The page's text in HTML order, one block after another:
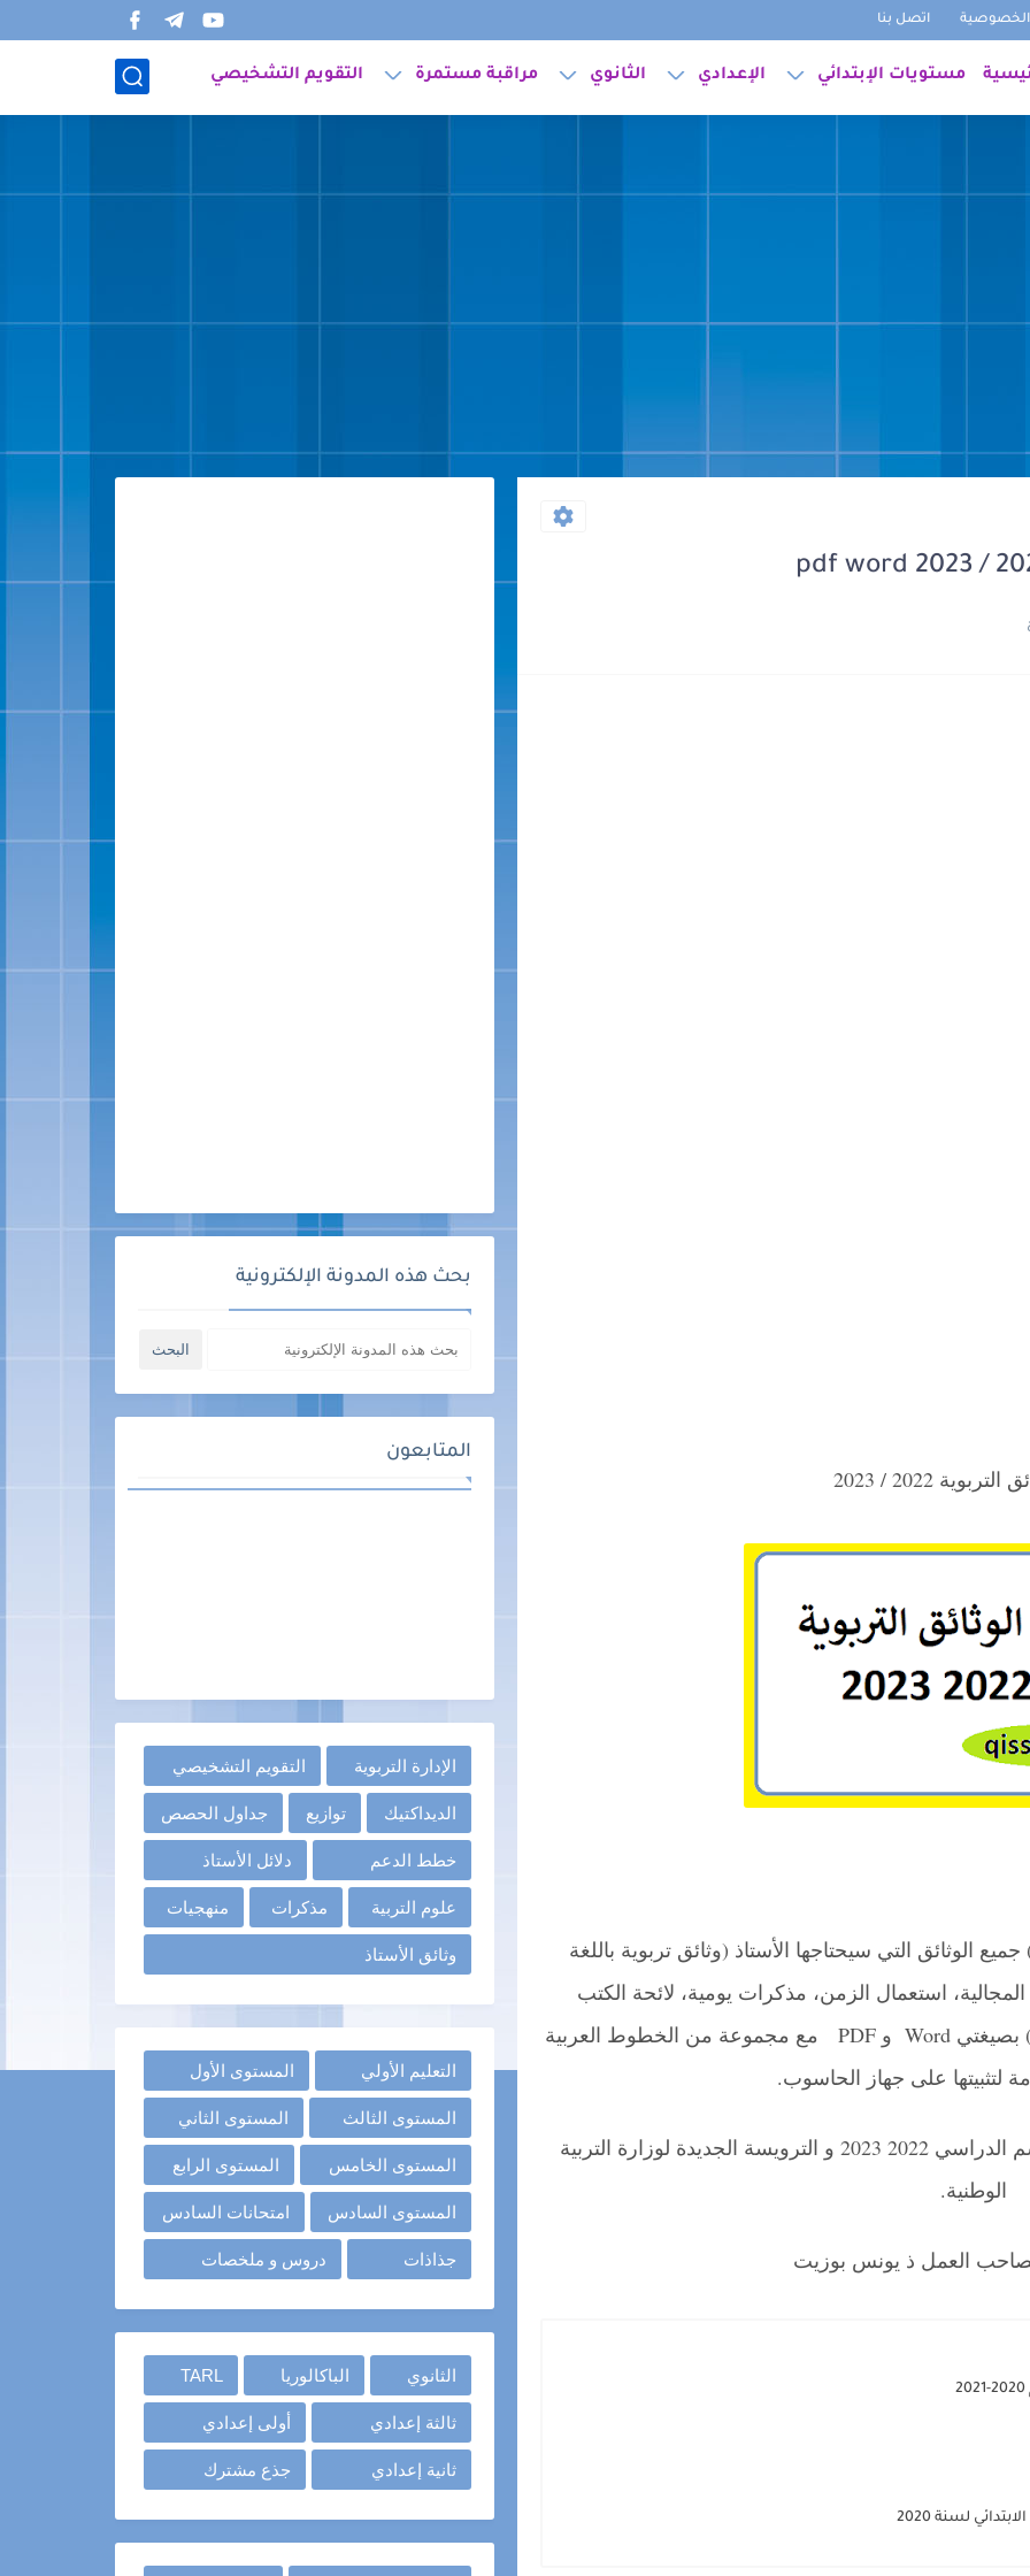
اتصل بنا
مستويات الإبتدائي الإعدادي الثانوي مراقبة مستمرة التقويم التشخيصي
2022 / 2023
الوثائق التي سيحتاجها الأستاذ (وثائق تربوية باللغة
المجالية، استعمال الزمن، مذكرات يومية، لائحة الكتب
المعتمدة بالمؤسسة، نقط المراقبة المستمرة) بصيغتي Word و PDF مع مجموعة من الخطوط العربية
لتثبيتها على جهاز الحاسوب.
جميع الوثائق التربوية وفق مستجدات الموسم الدراسي 2022 2023 و الترويسة الجديدة لوزارة التربية
الوطنية.
العمل ذ يونس بوزيت
لسنة 2020
بحث هذه المدونة الإلكترونية
المتابعون
الإدارة التربوية التقويم التشخيصي
الديداكتيك توازيع جداول الحصص
خطط الدعم دلائل الأستاذ
علوم التربية مذكرات منهجيات
وثائق الأستاذ
التعليم الأولي المستوى الأول
المستوى الثالث المستوى الثاني
المستوى الخامس المستوى الرابع
المستوى السادس امتحانات السادس
جذاذات دروس و ملخصات
الثانوي الباكالوريا TARL
ثالثة إعدادي أولى إعدادي
ثانية إعدادي جذع مشترك